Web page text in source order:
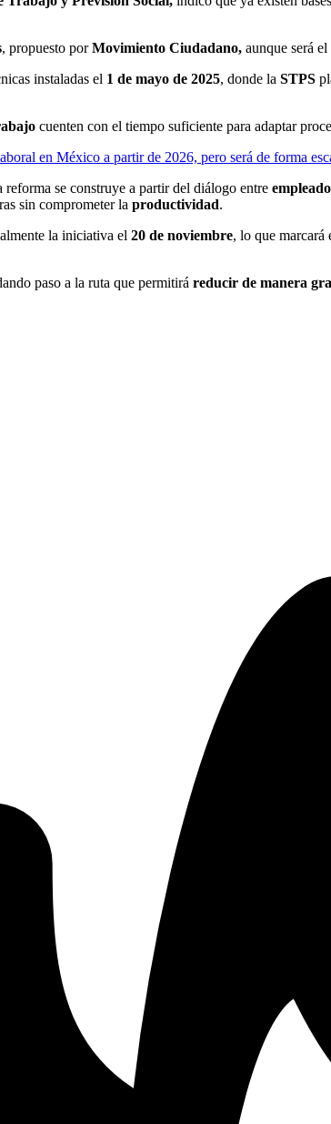
, propuesto porMovimiento Ciudadano, aunque será
instaladas el 1 de mayo de 2025, donde la STPS
cuenten con el tiempo suficiente para adaptar
en México a partir de 2026, pero será de forma
se construye a partir del diálogo entre
sin comprometer la productividad.
la iniciativa el 20 de noviembre, lo que marcará
paso a la ruta que permitirá reducir de manera